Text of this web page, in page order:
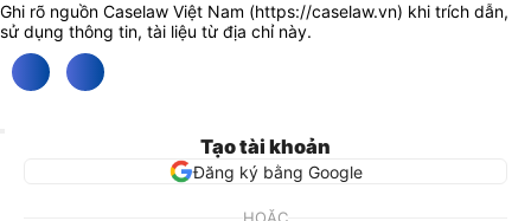
Ghi rõ nguồn Caselaw Việt Nam (https://caselaw.vn) khi trích dẫn,
sử dụng thông tin, tài liệu từ địa chỉ này.
Tạo tài khoản
Đăng ký bằng Google